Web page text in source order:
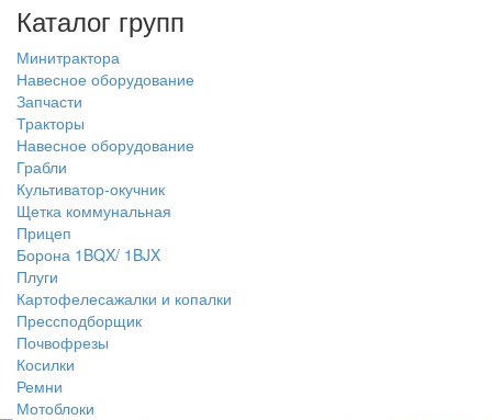
Каталог групп
Минитрактора
Навесное оборудование
Запчасти
Тракторы
Навесное оборудование
Грабли
Культиватор-окучник
Щетка коммунальная
Прицеп
Борона 1BQX/ 1BJX
Плуги
Картофелесажалки и копалки
Прессподборщик
Почвофрезы
Косилки
Ремни
Мотоблоки